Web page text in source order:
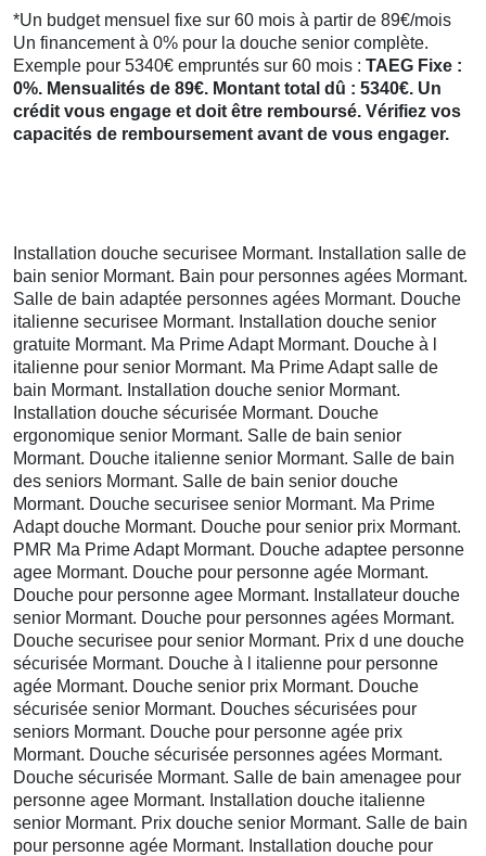
*Un budget mensuel fixe sur 60 mois à partir de 89€/mois
Un financement à 0% pour la douche senior complète.
Exemple pour 5340€ empruntés sur 60 mois : TAEG Fixe :
0%. Mensualités de 89€. Montant total dû : 5340€. Un
crédit vous engage et doit être remboursé. Vérifiez vos
capacités de remboursement avant de vous engager.
Installation douche securisee Mormant. Installation salle de
bain senior Mormant. Bain pour personnes agées Mormant.
Salle de bain adaptée personnes agées Mormant. Douche
italienne securisee Mormant. Installation douche senior
gratuite Mormant. Ma Prime Adapt Mormant. Douche à l
italienne pour senior Mormant. Ma Prime Adapt salle de
bain Mormant. Installation douche senior Mormant.
Installation douche sécurisée Mormant. Douche
ergonomique senior Mormant. Salle de bain senior
Mormant. Douche italienne senior Mormant. Salle de bain
des seniors Mormant. Salle de bain senior douche
Mormant. Douche securisee senior Mormant. Ma Prime
Adapt douche Mormant. Douche pour senior prix Mormant.
PMR Ma Prime Adapt Mormant. Douche adaptee personne
agee Mormant. Douche pour personne agée Mormant.
Douche pour personne agee Mormant. Installateur douche
senior Mormant. Douche pour personnes agées Mormant.
Douche securisee pour senior Mormant. Prix d une douche
sécurisée Mormant. Douche à l italienne pour personne
agée Mormant. Douche senior prix Mormant. Douche
sécurisée senior Mormant. Douches sécurisées pour
seniors Mormant. Douche pour personne agée prix
Mormant. Douche sécurisée personnes agées Mormant.
Douche sécurisée Mormant. Salle de bain amenagee pour
personne agee Mormant. Installation douche italienne
senior Mormant. Prix douche senior Mormant. Salle de bain
pour personne agée Mormant. Installation douche pour